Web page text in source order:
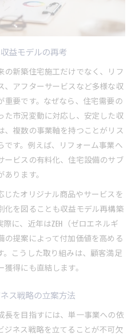
益モデルの再考
の新築住宅施工だけでなく、リフ
、アフターサービスなど多様な収
重要です。なぜなら、住宅需要の
た市況変動に対応し、安定した収
、複数の事業軸を持つことがリス
です。例えば、リフォーム事業へ
ービスの有料化、住宅設備のサブ
ります。
じたオリジナル商品やサービスを
化を図ることも収益モデル再構築
に、近年はZEH（ゼロエネルギ
の提案によって付加価値を高める
。こうした取り組みは、顧客満足
得にも直結します。
ス戦略の立案方法
長を目指すには、単一事業への依
ジネス戦略を立てることが不可欠